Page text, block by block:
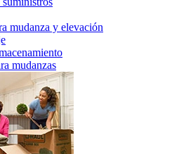
mudanza y elevación
mudanzas